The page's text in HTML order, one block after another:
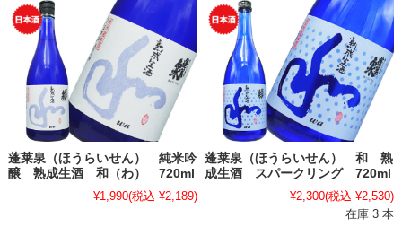
蓬莱泉（ほうらいせん） 純米吟
醸 熟成生酒 和（わ） 720ml
¥1,990(税込 ¥2,189)
蓬莱泉（ほうらいせん） 和 熟
成生酒 スパークリング 720ml
¥2,300(税込 ¥2,530)
在庫 3 本